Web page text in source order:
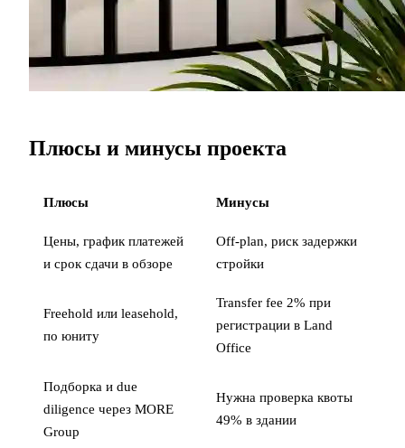
Плюсы и минусы проекта
Плюсы Минусы
Цены, график платежей
и срок сдачи в обзоре
Off-plan, риск задержки
стройки
Freehold или leasehold,
по юниту
Transfer fee 2% при
регистрации в Land
Office
Подборка и due
diligence через MORE
Group
Нужна проверка квоты
49% в здании